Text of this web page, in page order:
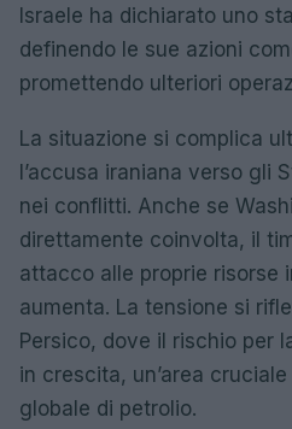
Israele ha dichiarato uno
definendo le sue azioni
promettendo ulteriori
La situazione si complica
l’accusa iraniana verso gli
nei conflitti. Anche se
direttamente coinvolta, il
attacco alle proprie risorse
aumenta. La tensione si
Persico, dove il rischio per
in crescita, un’area
globale di petrolio.